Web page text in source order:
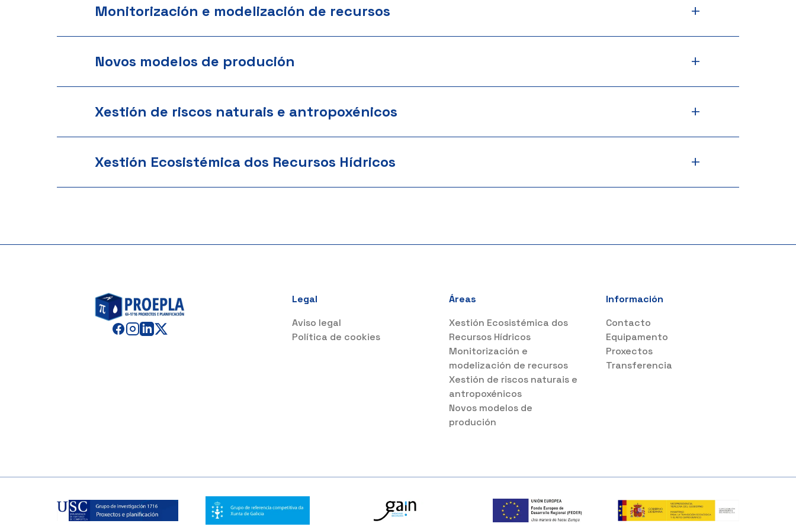
Monitorización e modelización de recursos +
Novos modelos de produción +
Xestión de riscos naturais e antropoxénicos +
Xestión Ecosistémica dos Recursos Hídricos +
Legal
Aviso legal
Política de cookies
Áreas
Xestión Ecosistémica dos
Recursos Hídricos
Monitorización e
modelización de recursos
Xestión de riscos naturais e
antropoxénicos
Novos modelos de
produción
Información
Contacto
Equipamento
Proxectos
Transferencia